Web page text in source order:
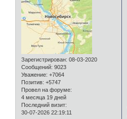
Зарегистрирован: 08-03-2020
Сообщений: 9023
Уважение: +7064
Позитив: +5747
Провел на форуме:
4 месяца 19 дней
Последний визит:
30-07-2026 22:19:11